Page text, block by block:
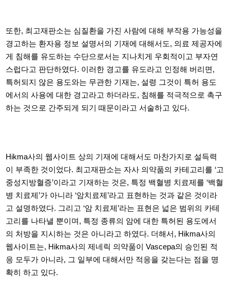
또한, 최고재판소는 심질환을 가진 사람에 대해 부작용 가능성을
경고하는 환자용 정보 설명서의 기재에 대해서도, 의료 제공자에
게 침해를 유도하는 수단으로서는 지나치게 우회적이고 부자연
스럽다고 판단하였다. 이러한 경고를 유도라고 인정해 버리면,
특허되지 않은 용도와는 무관한 기재는, 설령 그것이 특허 용도
에서의 사용에 대한 경고라고 하더라도, 침해를 적극적으로 촉구
하는 것으로 간주되게 되기 때문이라고 서술하고 있다.
Hikma사의 웹사이트 상의 기재에 대해서도 마찬가지로 설득력
이 부족한 것이었다. 최고재판소는 자사 의약품의 카테고리를 ‘고
중성지방혈증’이라고 기재하는 것은, 특정 백혈병 치료제를 ‘백혈
병 치료제’가 아니라 ‘암치료제’라고 표현하는 것과 같은 것이라
고 설명하였다. 그리고 ‘암 치료제’라는 표현은 넓은 범위의 카테
고리를 나타낼 뿐이며, 특정 종류의 암에 대한 특허된 용도에서
의 처방을 지시하는 것은 아니라고 하였다. 더해서, Hikma사의
웹사이트는, Hikma사의 제네릭 의약품이 Vascepa의 승인된 적
응 모두가 아니라, 그 일부에 대해서만 적응을 갖는다는 점을 명
확히 하고 있다.